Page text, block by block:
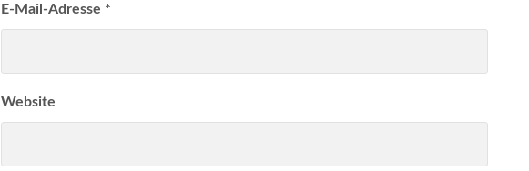
E-Mail-Adresse *
Website